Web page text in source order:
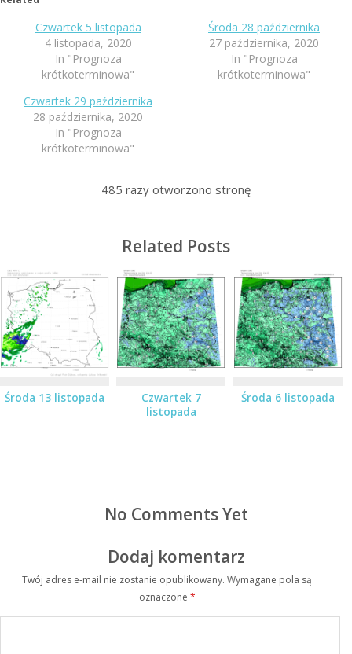
Czwartek 5 listopada
4 listopada, 2020
In "Prognoza
krótkoterminowa"
Środa 28 października
27 października, 2020
In "Prognoza
krótkoterminowa"
Czwartek 29 października
28 października, 2020
In "Prognoza
krótkoterminowa"
485 razy otworzono stronę
Related Posts
Środa 13 listopada
Czwartek 7
listopada
Środa 6 listopada
No Comments Yet
Dodaj komentarz
Twój adres e-mail nie zostanie opublikowany. Wymagane pola są
oznaczone *